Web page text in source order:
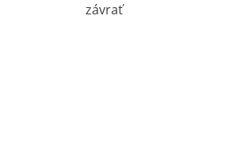
závrať